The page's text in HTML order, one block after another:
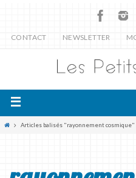
CONTACT NEWSLETTER
Articles balisés "rayonnement cosmique"